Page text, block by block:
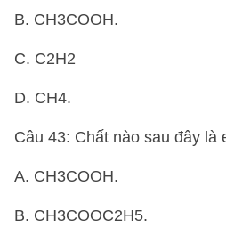
B. CH3COOH.
C. C2H2
D. CH4.
Câu 43: Chất nào sau đây là
A. CH3COOH.
B. CH3COOC2H5.